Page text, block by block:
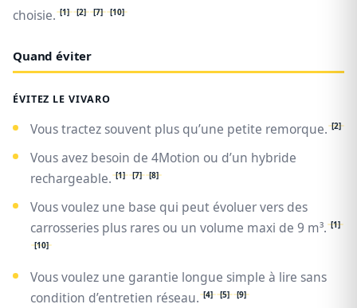
choisie. [1] [2] [7] [10]
Quand éviter
ÉVITEZ LE VIVARO
Vous tractez souvent plus qu’une petite remorque. [2]
Vous avez besoin de 4Motion ou d’un hybride
rechargeable. [1] [7] [8]
Vous voulez une base qui peut évoluer vers des
carrosseries plus rares ou un volume maxi de 9 m³. [1]
[10]
Vous voulez une garantie longue simple à lire sans
condition d’entretien réseau. [4] [5] [9]